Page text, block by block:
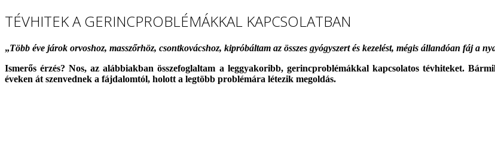
TÉVHITEK A GERINCPROBLÉMÁKKAL KAPCSOLATBAN
„Több éve járok orvoshoz, masszőrhöz, csontkovácshoz, kipróbáltam az összes gyógyszert és kezelést, mégis állandóan fáj a
Ismerős érzés? Nos, az alábbiakban összefoglaltam a leggyakoribb, gerincproblémákkal kapcsolatos tévhiteket.
éveken át szenvednek a fájdalomtól, holott a legtöbb problémára létezik megoldás.